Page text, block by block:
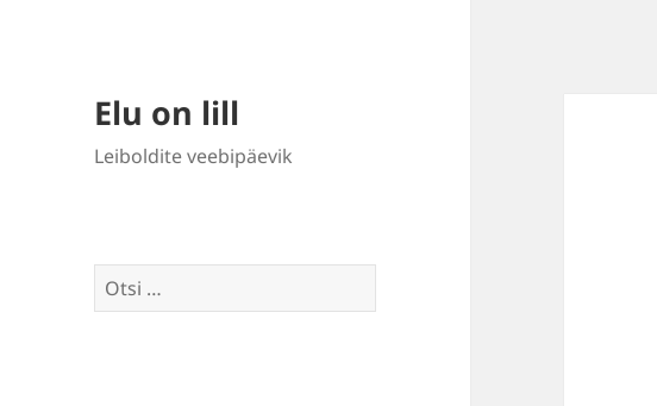
Elu on lill
Leiboldite veebipäevik
Otsi: